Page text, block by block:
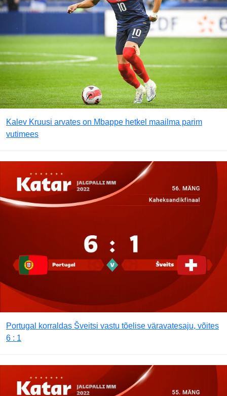
Kalev Kruusi arvates on Mbappe hetkel maailma parim
vutimees
Portugal korraldas Šveitsi vastu tõelise väravatesaju, võites
6 : 1